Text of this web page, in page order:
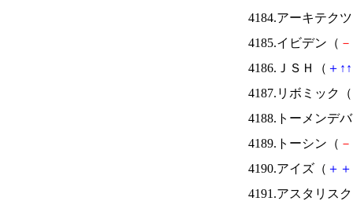
4184.アーキテク
4185.イビデン（ －
4186.ＪＳＨ（ ＋ ↑ ↑
4187.リボミック（
4188.トーメンデ
4189.トーシン（ －
4190.アイズ（ ＋ ＋
4191.アスタリス